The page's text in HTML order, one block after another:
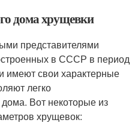
дома хрущевки
представителями
в СССР в период
имеют свои характерные
легко
Вот некоторые из
хрущевок: